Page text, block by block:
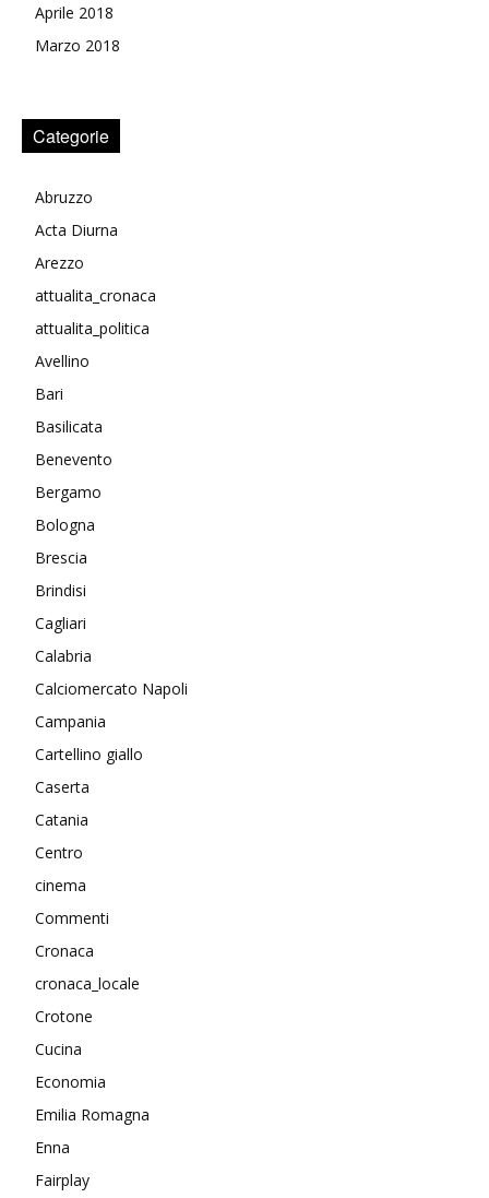
Aprile 2018
Marzo 2018
Categorie
Abruzzo
Acta Diurna
Arezzo
attualita_cronaca
attualita_politica
Avellino
Bari
Basilicata
Benevento
Bergamo
Bologna
Brescia
Brindisi
Cagliari
Calabria
Calciomercato Napoli
Campania
Cartellino giallo
Caserta
Catania
Centro
cinema
Commenti
Cronaca
cronaca_locale
Crotone
Cucina
Economia
Emilia Romagna
Enna
Fairplay